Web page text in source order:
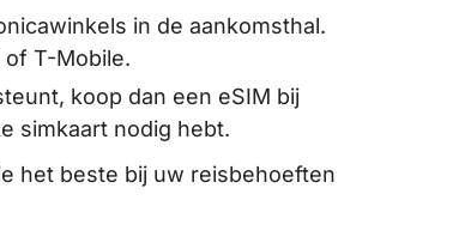
in de aankomsthal.
of T-Mobile.
koop dan een eSIM bij
simkaart nodig hebt.
het beste bij uw reisbehoeften